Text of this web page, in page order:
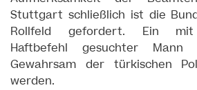
Stuttgart schließlich ist die
Rollfeld gefordert. Ein mit
Haftbefehl gesuchter
Gewahrsam der türkischen
werden.